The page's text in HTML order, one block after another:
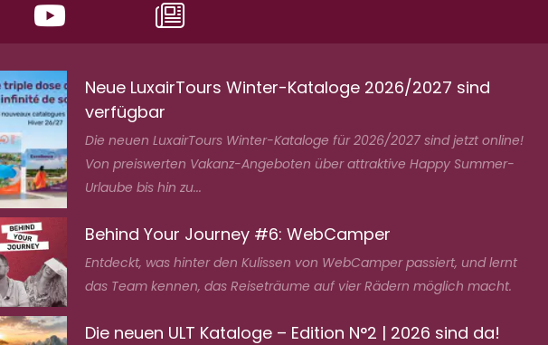
Neue LuxairTours Winter-Kataloge 2026/2027 sind
verfügbar
Die neuen LuxairTours Winter-Kataloge für 2026/2027 sind jetzt online!
Von preiswerten Vakanz-Angeboten über attraktive Happy Summer-
Urlaube bis hin zu...
Behind Your Journey #6: WebCamper
Entdeckt, was hinter den Kulissen von WebCamper passiert, und lernt
das Team kennen, das Reiseträume auf vier Rädern möglich macht.
Die neuen ULT Kataloge – Edition N°2 | 2026 sind da!